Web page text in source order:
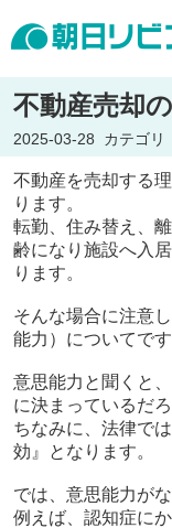
不動産売却
2025-03-28 カテゴリ
不動産を売却する
ります。
転勤、住み替え、
齢になり施設へ入
ります。
そんな場合に注意
能力）についてです
意思能力と聞くと
に決まっているだ
ちなみに、法律で
効』となります。
では、意思能力が
例えば、認知症に